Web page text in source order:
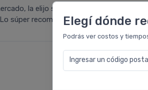
Elegí dónde
Podrás ver costos y
Ingresar un código postal
la elijo siempre. Este tamaño tiene
súper recomiendo!